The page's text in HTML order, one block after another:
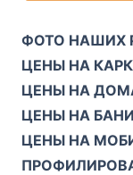
ФОТО НАШИХ
ЦЕНЫ НА
ЦЕНЫ НА
ЦЕНЫ НА
ЦЕНЫ НА